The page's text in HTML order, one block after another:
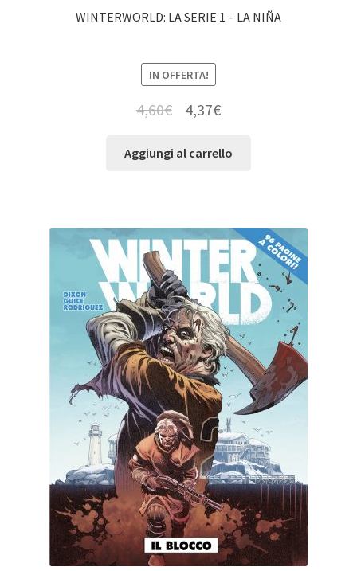
WINTERWORLD: LA SERIE 1 – LA NIÑA
IN OFFERTA!
4,60€ 4,37€
Aggiungi al carrello